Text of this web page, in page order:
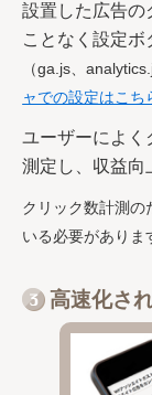
設置した広告の
ことなく設定ボ
（ga.js、
ャでの設定はこち
ユーザーによく
測定し、収益向
クリック数計測の
いる必要がありま
高速化さ